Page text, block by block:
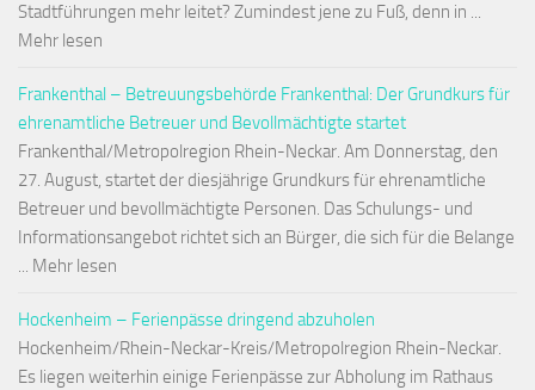
Stadtführungen mehr leitet? Zumindest jene zu Fuß, denn in ...
Mehr lesen
Frankenthal – Betreuungsbehörde Frankenthal: Der Grundkurs für
ehrenamtliche Betreuer und Bevollmächtigte startet
Frankenthal/Metropolregion Rhein-Neckar. Am Donnerstag, den
27. August, startet der diesjährige Grundkurs für ehrenamtliche
Betreuer und bevollmächtigte Personen. Das Schulungs- und
Informationsangebot richtet sich an Bürger, die sich für die Belange
... Mehr lesen
Hockenheim – Ferienpässe dringend abzuholen
Hockenheim/Rhein-Neckar-Kreis/Metropolregion Rhein-Neckar.
Es liegen weiterhin einige Ferienpässe zur Abholung im Rathaus